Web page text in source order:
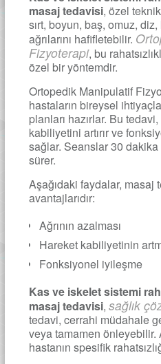
masaj tedavisi, özel
sırt, boyun, baş, omuz,
ağrılarını hafifletebilir.
Fizyoterapi, bu
özel bir yöntemdir.
Ortopedik Manipulatif
hastaların bireysel
planları hazırlar. Bu tedavi,
kabiliyetini artırır ve
sağlar. Seanslar 30 dakika
sürer.
Aşağıdaki faydalar, masaj
avantajlarıdır:
Ağrının azalması
Hareket kabiliyetinin
Fonksiyonel iyileşme
Kas ve iskelet sistemi
masaj tedavisi, sağlık
tedavi, cerrahi müdahale
veya tamamen önleyebilir.
hastanın spesifik